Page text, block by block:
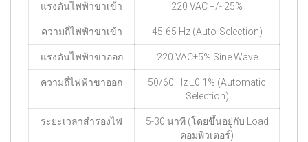
แรงดันไฟฟ้าขาเข้า 220 VAC +/- 25%
ความถี่ไฟฟ้าขาเข้า 45-65 Hz (Auto-Selection)
แรงดันไฟฟ้าขาออก 220 VAC±5% Sine Wave
ความถี่ไฟฟ้าขาออก
50/60 Hz ±0.1% (Automatic
Selection)
ระยะเวลาสำรองไฟ
5-30 นาที (โดยขึ้นอยู่กับ Load
คอมพิวเตอร์)